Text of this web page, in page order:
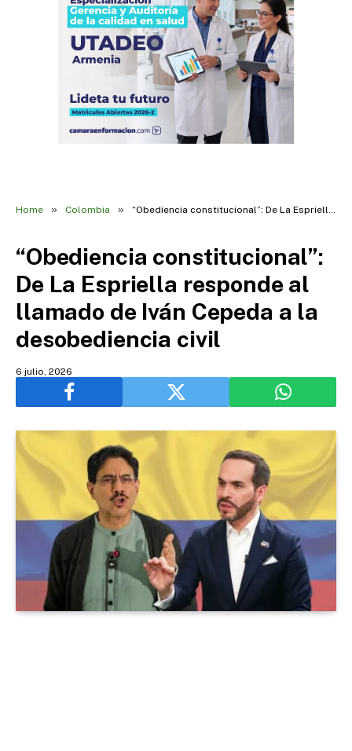
Home » Colombia » “Obediencia constitucional”: De La Espriella responde al llamado de Iván Cepeda a la desobediencia civil
“Obediencia constitucional”:
De La Espriella responde al
llamado de Iván Cepeda a la
desobediencia civil
6 julio, 2026